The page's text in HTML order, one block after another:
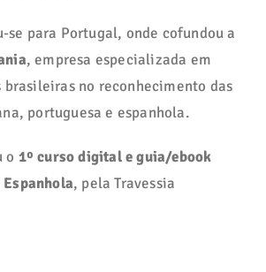
se para Portugal, onde cofundou a
, empresa especializada em
no reconhecimento das
portuguesa e espanhola.
o 1º curso digital e guia/ebook
, pela Travessia